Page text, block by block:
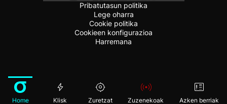
Pribatutasun politika
Lege oharra
Cookie politika
Cookieen konfigurazioa
Harremana
Home Klisk Zuretzat Zuzenekoak Azken berriak